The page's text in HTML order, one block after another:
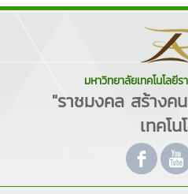
มหาวิทยาลัยเทคโนโลยี
"ราชมงคล สร้างค
เทคโน